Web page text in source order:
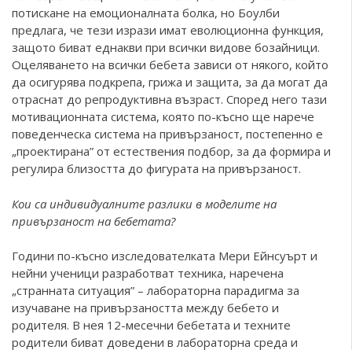
потискане на емоционалната болка, но Боулби
предлага, че тези изрази имат еволюционна функция,
защото биват еднакви при всички видове бозайници.
Оцеляването на всички бебета зависи от някого, който
да осигурява подкрепа, грижа и защита, за да могат да
отраснат до репродуктивна възраст. Според него тази
мотивационната система, която по-късно ще нарече
поведенческа система на привързаност, постепенно е
„проектирана” от естествения подбор, за да формира и
регулира близостта до фигурата на привързаност.
Кои са индивидуалните разлики в моделите на
привързаност на бебетата?
Години по-късно изследователката Мери Ейнсуърт и
нейни ученици разработват техника, наречена
„странната ситуация” – лабораторна парадигма за
изучаване на привързаността между бебето и
родителя. В нея 12-месечни бебетата и техните
родители биват доведени в лабораторна среда и